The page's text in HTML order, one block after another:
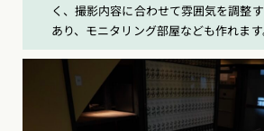
く、撮影内容に合わせて雰囲気を調整
あり、モニタリング部屋なども作れます